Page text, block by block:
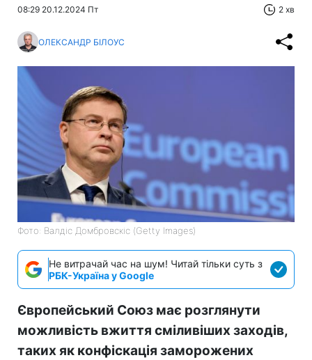
08:29 20.12.2024 Пт 2 хв
ОЛЕКСАНДР БІЛОУС
Фото: Валдіс Домбровскіс (Getty Images)
Не витрачай час на шум! Читай тільки суть з
РБК-Україна у Google
Європейський Союз має розглянути
можливість вжиття сміливіших заходів,
таких як конфіскація заморожених